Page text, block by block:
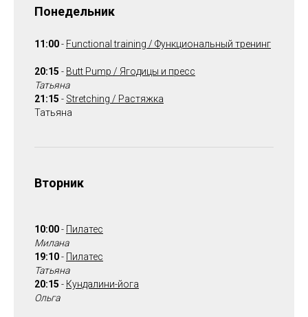
Понедельник
11:00- Functional training / Функциональный тренинг
20:15 - Вutt Pump / Ягодицы и пресс
Татьяна
21:15 - Stretching / Растяжка
Татьяна
Вторник
10:00- Пилатес
Милана
19:10- Пилатес
Татьяна
20:15 - Кундалини-йога
Ольга